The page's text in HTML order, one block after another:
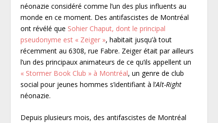
néonazie considéré comme l’un des plus influents au
monde en ce moment. Des antifascistes de Montréal
ont révélé que Sohier Chaput, dont le principal
pseudonyme est « Zeiger », habitait jusqu’à tout
récemment au 6308, rue Fabre. Zeiger était par ailleurs
l’un des principaux animateurs de ce qu’ils appellent un
« Stormer Book Club » à Montréal, un genre de club
social pour jeunes hommes s’identifiant à l’Alt-Right
néonazie.
Depuis plusieurs mois, des antifascistes de Montréal